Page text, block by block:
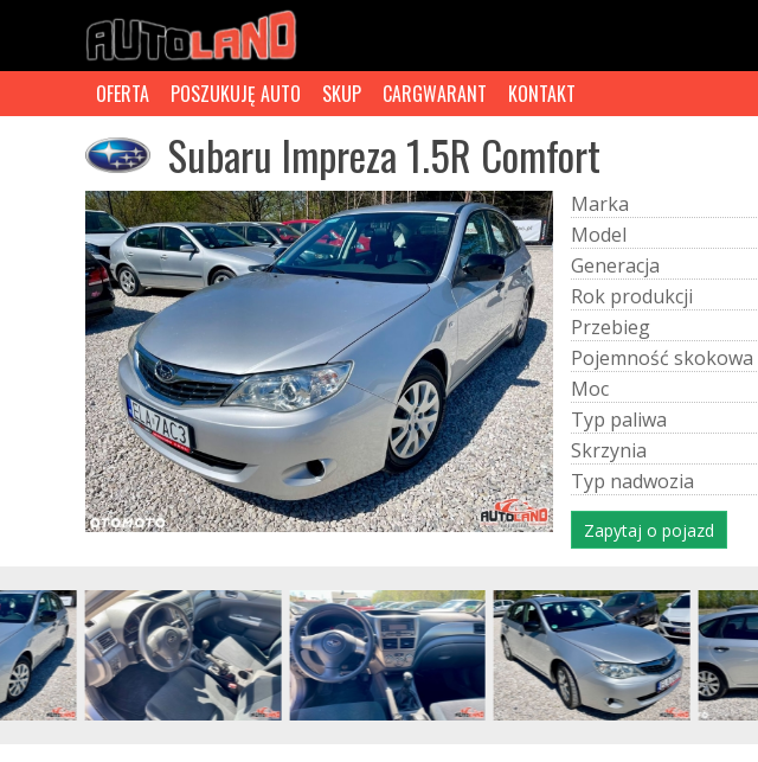
OFERTA POSZUKUJĘ AUTO SKUP CARGWARANT KONTAKT
Subaru Impreza 1.5R Comfort
Marka
Model
Generacja
Rok produkcji
Przebieg
Pojemność skokowa
Moc
Typ paliwa
Skrzynia
Typ nadwozia
Zapytaj o pojazd